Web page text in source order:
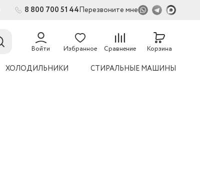
8 800 700 51 44Перезвоните мне
Войти Избранное Сравнение
54
Корзина
ХОЛОДИЛЬНИКИ СТИРАЛЬНЫЕ МАШИНЫ